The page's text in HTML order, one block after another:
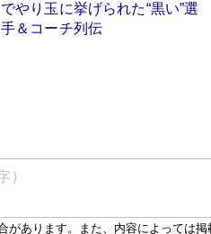
でやり玉に挙げられた“黒い”選
手＆コーチ列伝